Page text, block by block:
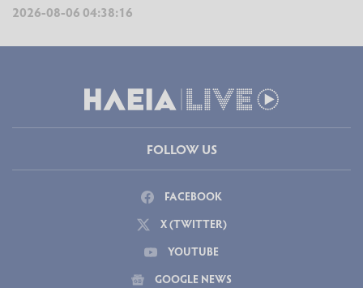
2026-08-06 04:38:16
FOLLOW US
FACEBOOK
X (TWITTER)
YOUTUBE
GOOGLE NEWS